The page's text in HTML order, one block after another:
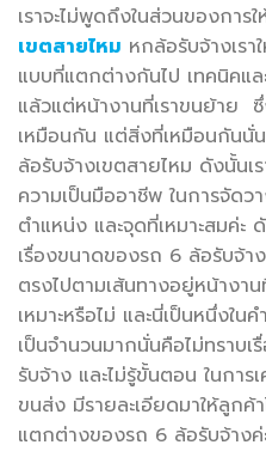
เราจะไม่พูดถึงในส่วนของการ
เขตสายไหม หกล้อรับจ้างเร
แบบที่แตกต่างกันไป เทคนิคแ
แล้วแต่หน้างานที่เราขนย้าย
เหมือนกัน แต่สิ่งที่เหมือนกัน
ล้อรับจ้างเขตสายไหม ดังนั้นเ
ความเป็นมืออาชีพ ในการจัด
ตำแหน่ง และจุดที่เหมาะสมค่ะ
เรื่องขนาดของรถ 6 ล้อรับจ้า
ตรงไปตามเส้นทางอยู่หน้างา
เหมาะหรือไม่ และนี่เป็นหนึ่งใ
เป็นจำนวนมากนั่นคือไม่ทราบ
รับจ้าง และไม่รู้ขั้นตอน ในกา
ขนส่ง มีรายละเอียดมาให้ลูกค้
แตกต่างของรถ 6 ล้อรับจ้างค่